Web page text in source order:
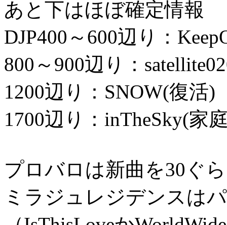
あと下はほぼ確定情報
DJP400～600辺り：
800～900辺り：
1200辺り：SNOW(復活)
1700辺り：inTheSky(家
プロバロは新曲を30ぐ
ミラジュレジデンスは